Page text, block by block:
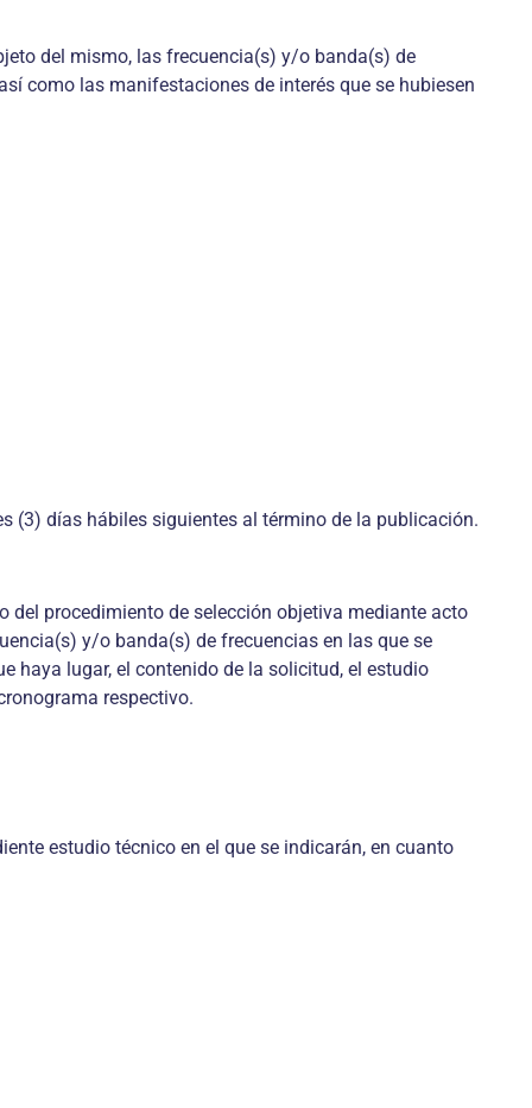
del mismo, las frecuencia(s) y/o banda(s) de
como las manifestaciones de interés que se hubiesen
(3) días hábiles siguientes al término de la publicación.
del procedimiento de selección objetiva mediante acto
y/o banda(s) de frecuencias en las que se
haya lugar, el contenido de la solicitud, el estudio
respectivo.
estudio técnico en el que se indicarán, en cuanto